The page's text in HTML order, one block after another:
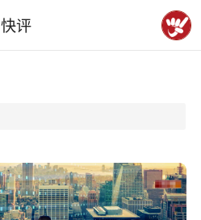
快评
下拉刷新